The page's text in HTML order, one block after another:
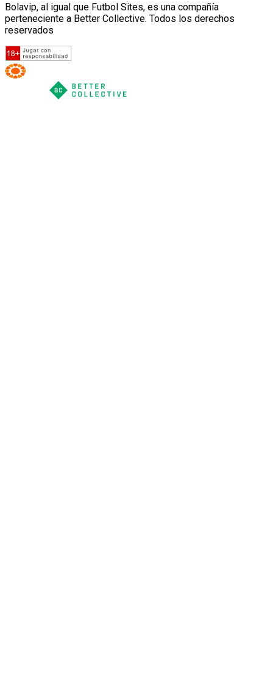
Bolavip, al igual que Futbol Sites, es una compañía
perteneciente a Better Collective. Todos los derechos
reservados